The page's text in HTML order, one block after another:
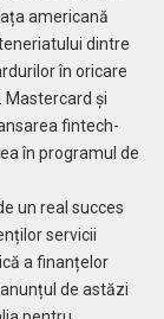
americană
dintre
în oricare
Mastercard și
fintech-
în programul de
un real succes
servicii
a finanțelor
de astăzi